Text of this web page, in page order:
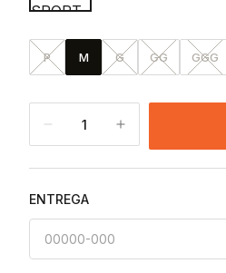
P M G GG GGG
1
ENTREGA